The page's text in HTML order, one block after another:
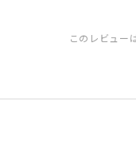
このレビュー